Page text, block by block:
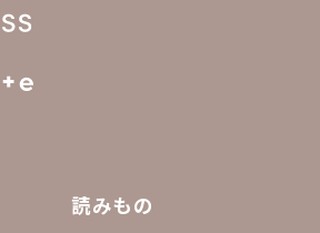
読みもの